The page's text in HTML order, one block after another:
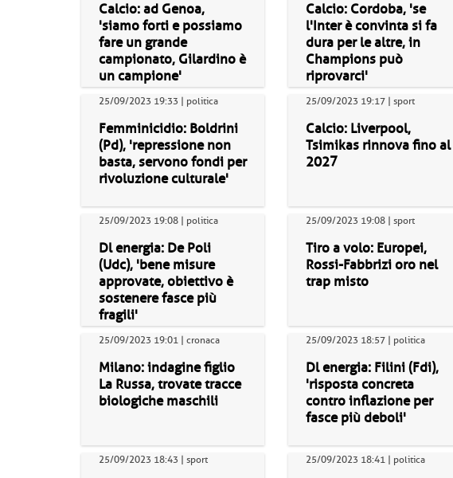
Calcio: ad Genoa,
'siamo forti e possiamo
fare un grande
campionato, Gilardino è
un campione'
Calcio: Cordoba, 'se
l'Inter è convinta si fa
dura per le altre, in
Champions può
riprovarci'
25/09/2023 19:33 | politica
Femminicidio: Boldrini
(Pd), 'repressione non
basta, servono fondi per
rivoluzione culturale'
25/09/2023 19:17 | sport
Calcio: Liverpool,
Tsimikas rinnova fino al
2027
25/09/2023 19:08 | politica
Dl energia: De Poli
(Udc), 'bene misure
approvate, obiettivo è
sostenere fasce più
fragili'
25/09/2023 19:08 | sport
Tiro a volo: Europei,
Rossi-Fabbrizi oro nel
trap misto
25/09/2023 19:01 | cronaca
Milano: indagine figlio
La Russa, trovate tracce
biologiche maschili
25/09/2023 18:57 | politica
Dl energia: Filini (Fdi),
'risposta concreta
contro inflazione per
fasce più deboli'
25/09/2023 18:43 | sport 25/09/2023 18:41 | politica